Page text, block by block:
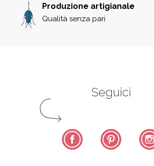
Produzione artigianale
Qualità senza pari
Seguici
Facebook Pinterest